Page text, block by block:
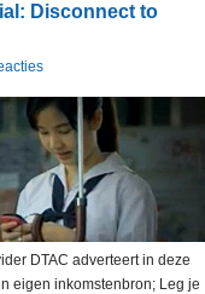
Disconnect to
DTAC adverteert in deze
eigen inkomstenbron; Leg je